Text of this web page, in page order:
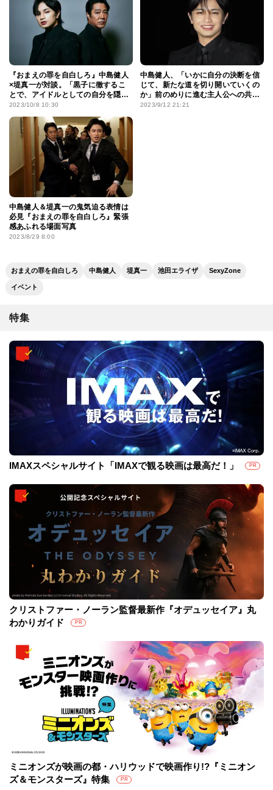
『おまえの罪を自白しろ』中島健人
×堤真一が対談。「黒子に徹するこ
とで、アイドルとしての自分を隠せ
ました」
2023/10/8 10:30
中島健人、「いかに自分の決断を信
じて、新たな道を切り開いていくの
か」前のめりに進む主人公への共感
を告白
2023/9/12 21:21
中島健人＆堤真一の鬼気迫る表情は
必見『おまえの罪を自白しろ』緊張
感あふれる場面写真
2023/8/29 8:00
おまえの罪を自白しろ 中島健人 堤真一 池田エライザ SexyZone
イベント
特集
IMAXスペシャルサイト「IMAXで観る映画は最高だ！」 PR
クリストファー・ノーラン監督最新作『オデュッセイア』丸
わかりガイド
PR
ミニオンズが映画の都・ハリウッドで映画作り!?『ミニオン
ズ＆モンスターズ』特集
PR